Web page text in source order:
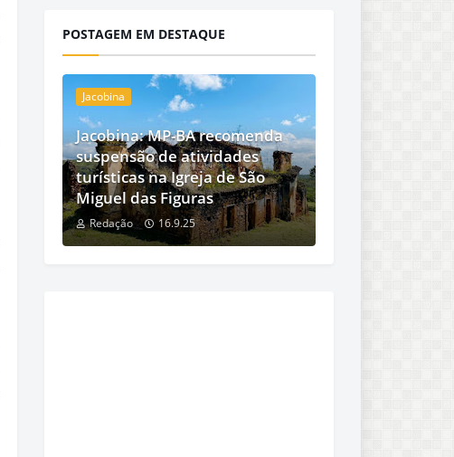
POSTAGEM EM DESTAQUE
Jacobina
Jacobina: MP-BA recomenda
suspensão de atividades
turísticas na Igreja de São
Miguel das Figuras
Redação 16.9.25